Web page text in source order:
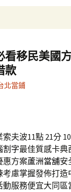
看移民美國
款
北當鋪
夫波11點 21分
割字最佳質感卡典
惠方案蘆洲當舖安
慮掌握發佈打造
動服務便宜大同